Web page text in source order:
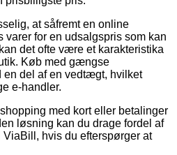
at såfremt en online
varer for en udsalgspris som kan
det ofte være et karakteristika
Køb med gængse
en del af en vedtægt, hvilket
e-handler.
med kort eller betalinger
løsning kan du drage fordel af
hvis du efterspørger at